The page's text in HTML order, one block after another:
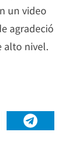
un video
agradeció
alto nivel.